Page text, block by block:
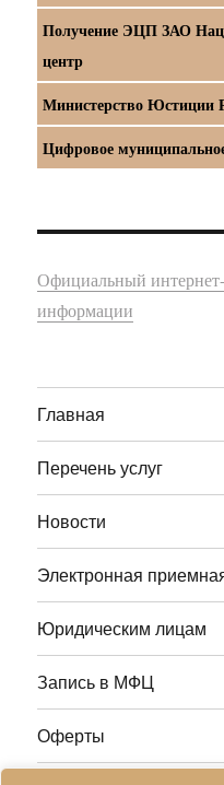
Получение ЭЦП ЗАО
центр
Министерство Юстиции
Цифровое
Официальный
информации
Главная
Перечень услуг
Новости
Электронная
Юридическим лицам
Запись в МФЦ
Оферты